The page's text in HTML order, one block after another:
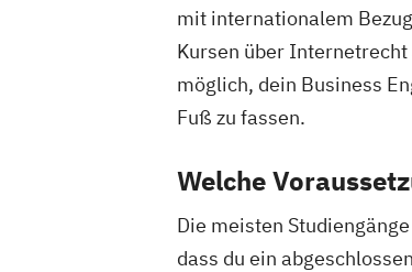
mit internationalem
Kursen über
möglich, dein Business
Fuß zu fassen.
Welche
Die meisten
dass du ein